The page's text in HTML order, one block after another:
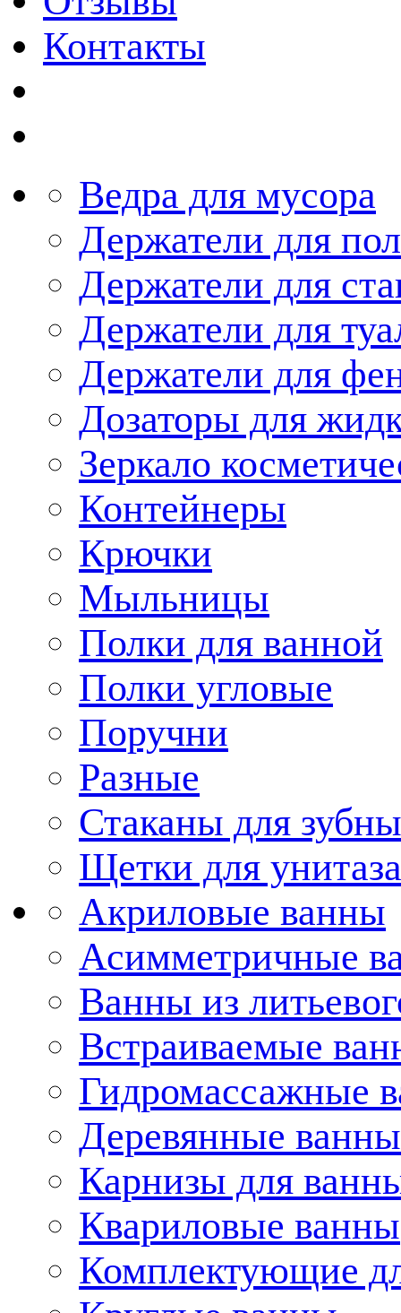
Контакты
Ведра для мусора
Держатели для
Держатели для
Держатели для
Держатели для
Дозаторы для
Зеркало
Контейнеры
Крючки
Мыльницы
Полки для ванной
Полки угловые
Поручни
Разные
Стаканы для
Щетки для унитаза
Акриловые ванны
Асимметричные
Ванны из
Встраиваемые
Гидромассажные
Деревянные ванны
Карнизы для
Квариловые ванны
Комплектующие